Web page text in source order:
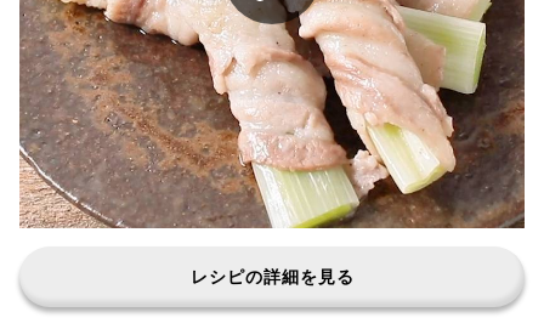
レシピの詳細を見る